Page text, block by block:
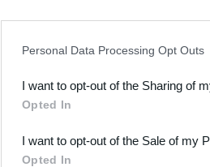
Downstream Participants
third parties.
Personal Data Processing Opt Outs
I want to opt-out of the Sharing of
Opted In
I want to opt-out of the Sale of my
Opted In